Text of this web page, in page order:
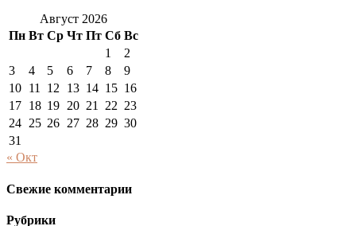
Август 2026
Пн Вт Ср Чт Пт Сб Вс
1
2
3
4 5 6 7 8
9
10 11 12 13 14 15 16
17 18 19 20 21 22 23
24 25 26 27 28 29 30
31
« Окт
Свежие комментарии
Рубрики